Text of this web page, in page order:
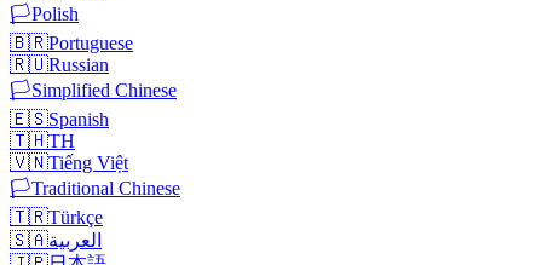
🏳️Polish
🇧🇷Portuguese
🇷🇺Russian
🏳️Simplified Chinese
🇪🇸Spanish
🇹🇭TH
🇻🇳Tiếng Việt
🏳️Traditional Chinese
🇹🇷Türkçe
🇸🇦العربية